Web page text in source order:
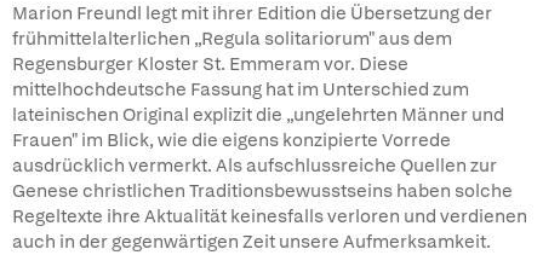
Marion Freundl legt mit ihrer Edition die Übersetzung der
frühmittelalterlichen „Regula solitariorum" aus dem
Regensburger Kloster St. Emmeram vor. Diese
mittelhochdeutsche Fassung hat im Unterschied zum
lateinischen Original explizit die „ungelehrten Männer und
Frauen" im Blick, wie die eigens konzipierte Vorrede
ausdrücklich vermerkt. Als aufschlussreiche Quellen zur
Genese christlichen Traditionsbewusstseins haben solche
Regeltexte ihre Aktualität keinesfalls verloren und verdienen
auch in der gegenwärtigen Zeit unsere Aufmerksamkeit.